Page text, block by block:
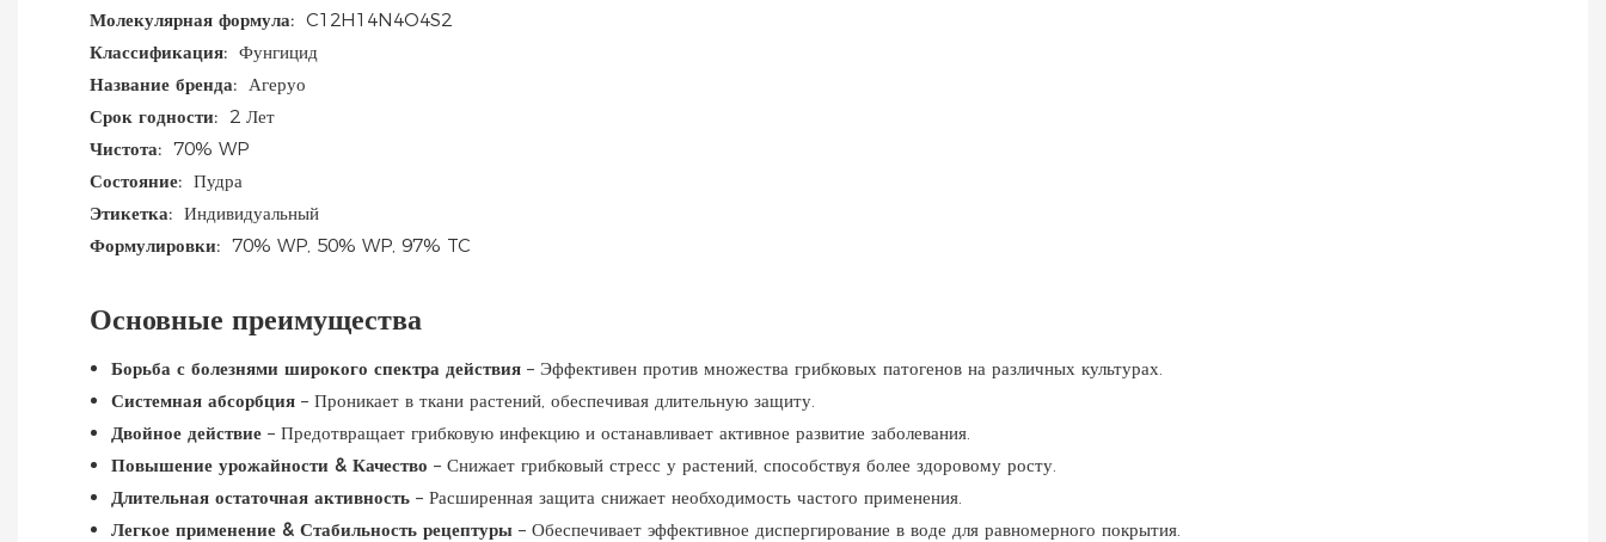
Молекулярная формула: C12H14N4O4S2
Классификация: Фунгицид
Название бренда: Агеруо
Срок годности: 2 Лет
Чистота: 70% WP
Состояние: Пудра
Этикетка: Индивидуальный
Формулировки: 70% WP, 50% WP, 97% TC
Основные преимущества
Борьба с болезнями широкого спектра действия – Эффективен против множества грибковых патогенов на различных культурах.
Системная абсорбция – Проникает в ткани растений, обеспечивая длительную защиту.
Двойное действие – Предотвращает грибковую инфекцию и останавливает активное развитие заболевания.
Повышение урожайности & Качество – Снижает грибковый стресс у растений, способствуя более здоровому росту.
Длительная остаточная активность – Расширенная защита снижает необходимость частого применения.
Легкое применение & Стабильность рецептуры – Обеспечивает эффективное диспергирование в воде для равномерного покрытия.